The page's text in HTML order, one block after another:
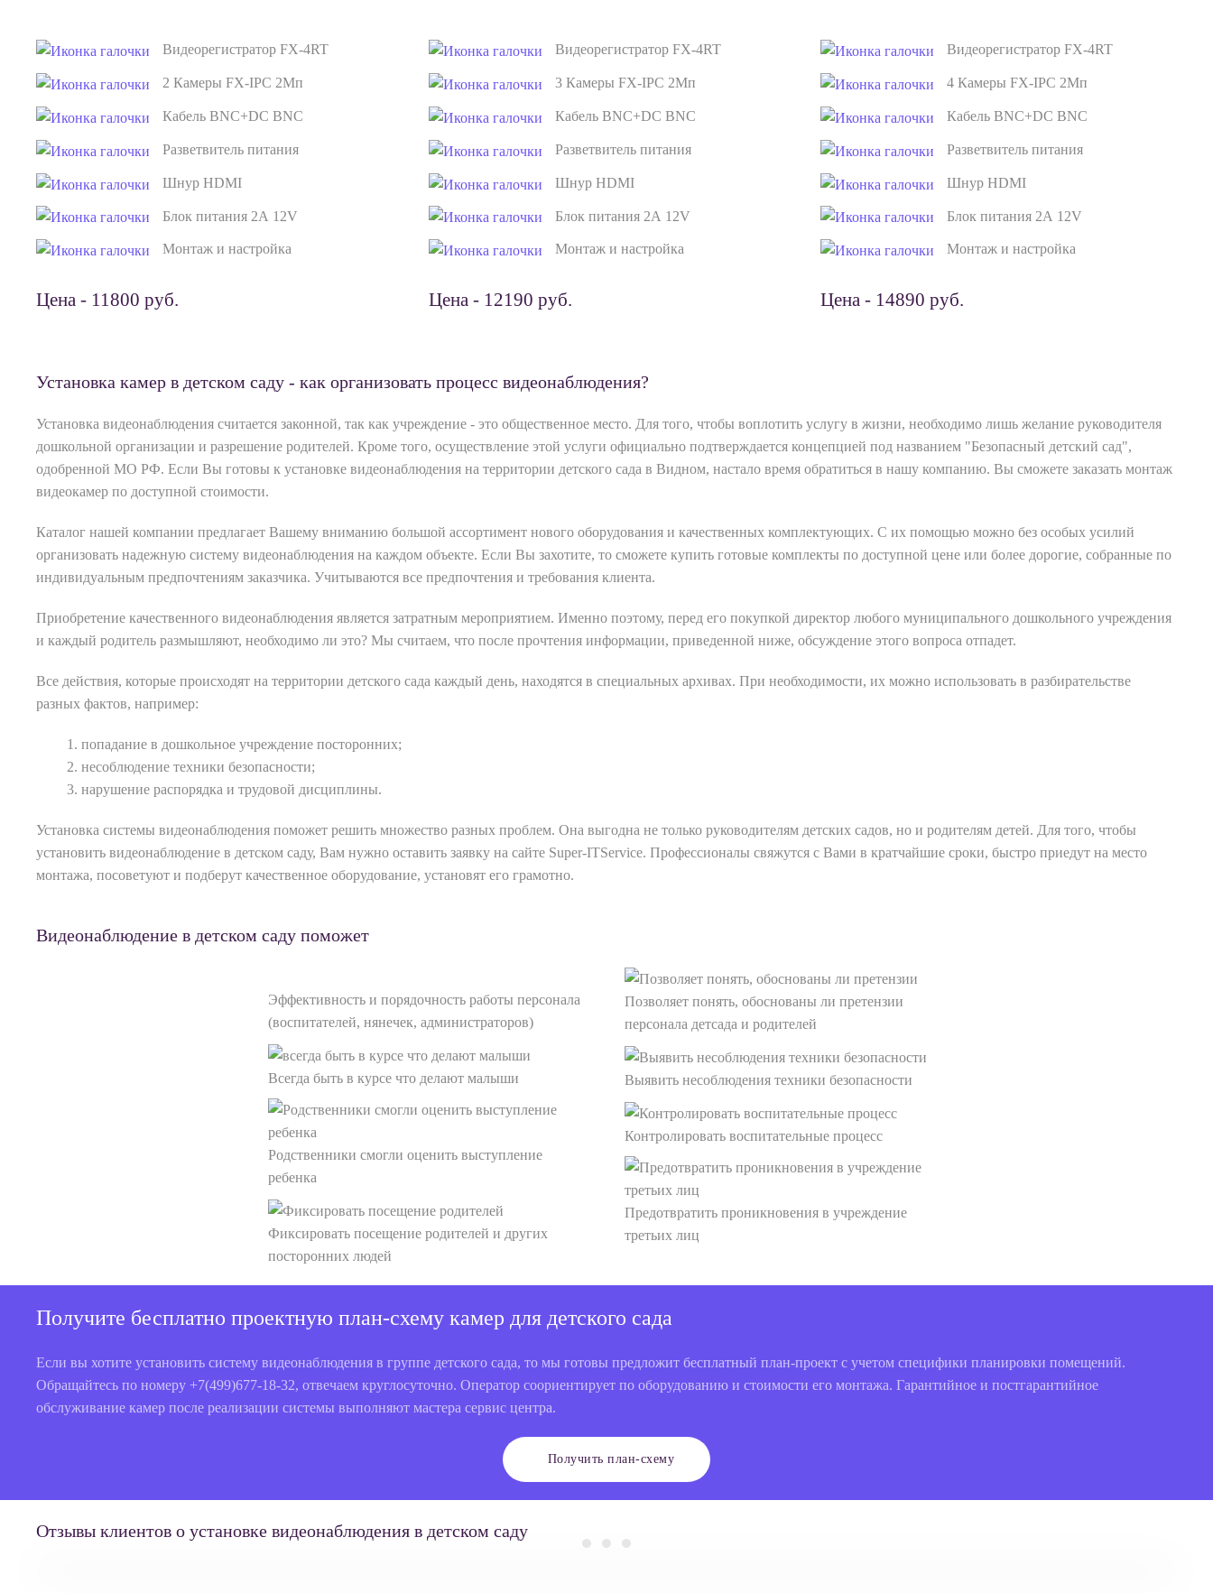
Видеорегистратор FX-4RT
2 Камеры FX-IPC 2Мп
Кабель BNC+DC BNC
Разветвитель питания
Шнур HDMI
Блок питания 2А 12V
Монтаж и настройка
Цена - 11800 руб.
Видеорегистратор FX-4RT
3 Камеры FX-IPC 2Мп
Кабель BNC+DC BNC
Разветвитель питания
Шнур HDMI
Блок питания 2А 12V
Монтаж и настройка
Цена - 12190 руб.
Видеорегистратор FX-4RT
4 Камеры FX-IPC 2Мп
Кабель BNC+DC BNC
Разветвитель питания
Шнур HDMI
Блок питания 2А 12V
Монтаж и настройка
Цена - 14890 руб.
Установка камер в детском саду - как организовать процесс видеонаблюдения?
Установка видеонаблюдения считается законной, так как учреждение - это общественное место. Для того, чтобы воплотить услугу в жизни, необходимо лишь желание руководителя
дошкольной организации и разрешение родителей. Кроме того, осуществление этой услуги официально подтверждается концепцией под названием "Безопасный детский сад",
одобренной МО РФ. Если Вы готовы к установке видеонаблюдения на территории детского сада в Видном, настало время обратиться в нашу компанию. Вы сможете заказать монтаж
видеокамер по доступной стоимости.
Каталог нашей компании предлагает Вашему вниманию большой ассортимент нового оборудования и качественных комплектующих. С их помощью можно без особых усилий
организовать надежную систему видеонаблюдения на каждом объекте. Если Вы захотите, то сможете купить готовые комплекты по доступной цене или более дорогие, собранные по
индивидуальным предпочтениям заказчика. Учитываются все предпочтения и требования клиента.
Приобретение качественного видеонаблюдения является затратным мероприятием. Именно поэтому, перед его покупкой директор любого муниципального дошкольного учреждения
и каждый родитель размышляют, необходимо ли это? Мы считаем, что после прочтения информации, приведенной ниже, обсуждение этого вопроса отпадет.
Все действия, которые происходят на территории детского сада каждый день, находятся в специальных архивах. При необходимости, их можно использовать в разбирательстве
разных фактов, например:
попадание в дошкольное учреждение посторонних;
несоблюдение техники безопасности;
нарушение распорядка и трудовой дисциплины.
Установка системы видеонаблюдения поможет решить множество разных проблем. Она выгодна не только руководителям детских садов, но и родителям детей. Для того, чтобы
установить видеонаблюдение в детском саду, Вам нужно оставить заявку на сайте Super-ITService. Профессионалы свяжутся с Вами в кратчайшие сроки, быстро приедут на место
монтажа, посоветуют и подберут качественное оборудование, установят его грамотно.
Видеонаблюдение в детском саду поможет
Эффективность и порядочность работы персонала
(воспитателей, нянечек, администраторов)
Всегда быть в курсе что делают малыши
Родственники смогли оценить выступление
ребенка
Фиксировать посещение родителей и других
посторонних людей
Позволяет понять, обоснованы ли претензии
персонала детсада и родителей
Выявить несоблюдения техники безопасности
Контролировать воспитательные процесс
Предотвратить проникновения в учреждение
третьих лиц
Получите бесплатно проектную план-схему камер для детского сада
Если вы хотите установить систему видеонаблюдения в группе детского сада, то мы готовы предложит бесплатный план-проект с учетом специфики планировки помещений.
Обращайтесь по номеру +7(499)677-18-32, отвечаем круглосуточно. Оператор соориентирует по оборудованию и стоимости его монтажа. Гарантийное и постгарантийное
обслуживание камер после реализации системы выполняют мастера сервис центра.
Получить план-схему
Отзывы клиентов о установке видеонаблюдения в детском саду